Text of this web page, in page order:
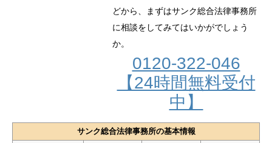
どから、まずはサンク総合法律事務所
に相談をしてみてはいかがでしょう
か。
0120-322-046
【24時間無料受付
中】
サンク総合法律事務所の基本情報